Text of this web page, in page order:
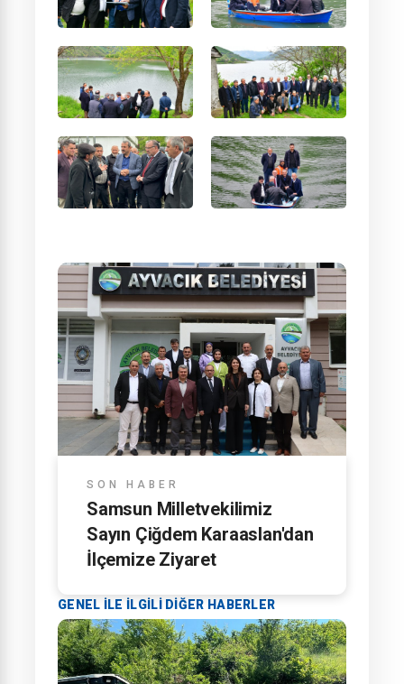
SON HABER
Samsun Milletvekilimiz
Sayın Çiğdem Karaaslan'dan
İlçemize Ziyaret
GENEL ILE ILGILI DIĞER HABERLER